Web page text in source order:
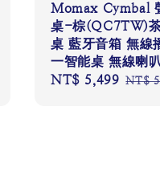
Momax Cymbal
桌-棕(QC7TW)
桌 藍牙音箱 無線
一智能桌 無線喇
Sale
NT$ 5,499 NT$